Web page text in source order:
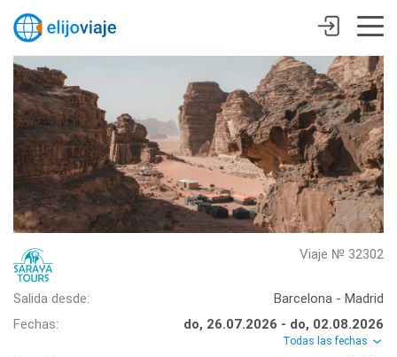
Viaje № 32302
Salida desde:
Barcelona - Madrid
Fechas:
do, 26.07.2026 - do, 02.08.2026
Todas las fechas